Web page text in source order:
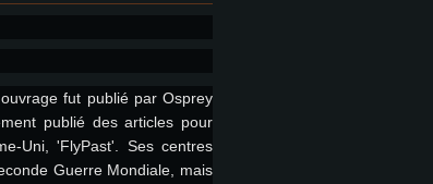
fut publié par Osprey
publié des articles pour
Uni, 'FlyPast'. Ses centres
Guerre Mondiale, mais